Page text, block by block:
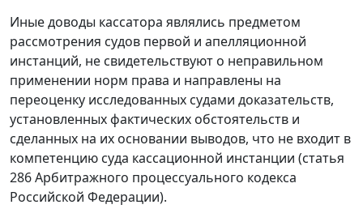
Иные доводы кассатора являлись предметом
рассмотрения судов первой и апелляционной
инстанций, не свидетельствуют о неправильном
применении норм права и направлены на
переоценку исследованных судами доказательств,
установленных фактических обстоятельств и
сделанных на их основании выводов, что не входит в
компетенцию суда кассационной инстанции (статья
286 Арбитражного процессуального кодекса
Российской Федерации).